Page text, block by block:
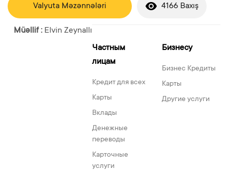
Valyuta Məzənnələri 4166 Baxış
Müəllif : Elvin Zeynallı
Частным
лицам
Кредит для всех
Карты
Вклады
Денежные
переводы
Карточные
услуги
Бизнесу
Бизнес Кредиты
Карты
Другие услуги